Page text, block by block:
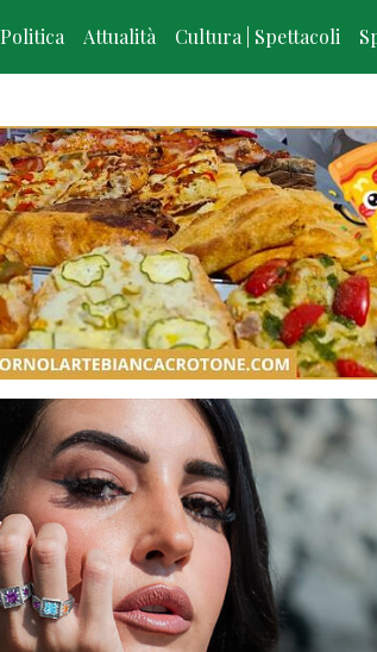
Politica Attualità Cultura | Spettacoli